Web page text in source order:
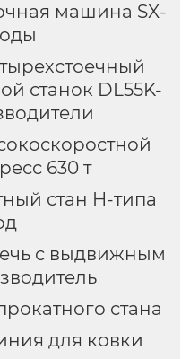
машина SX-
станок DL55K-
630 т
стан H-типа
с выдвижным
стана
для ковки